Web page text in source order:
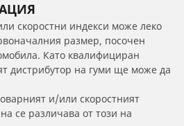
скоростни индекси може леко
размер, посочен
Като квалифициран
дистрибутор на гуми ще може да
и/или скоростният
се различава от този на